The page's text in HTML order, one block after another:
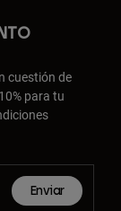
cuestión de
para tu
Enviar